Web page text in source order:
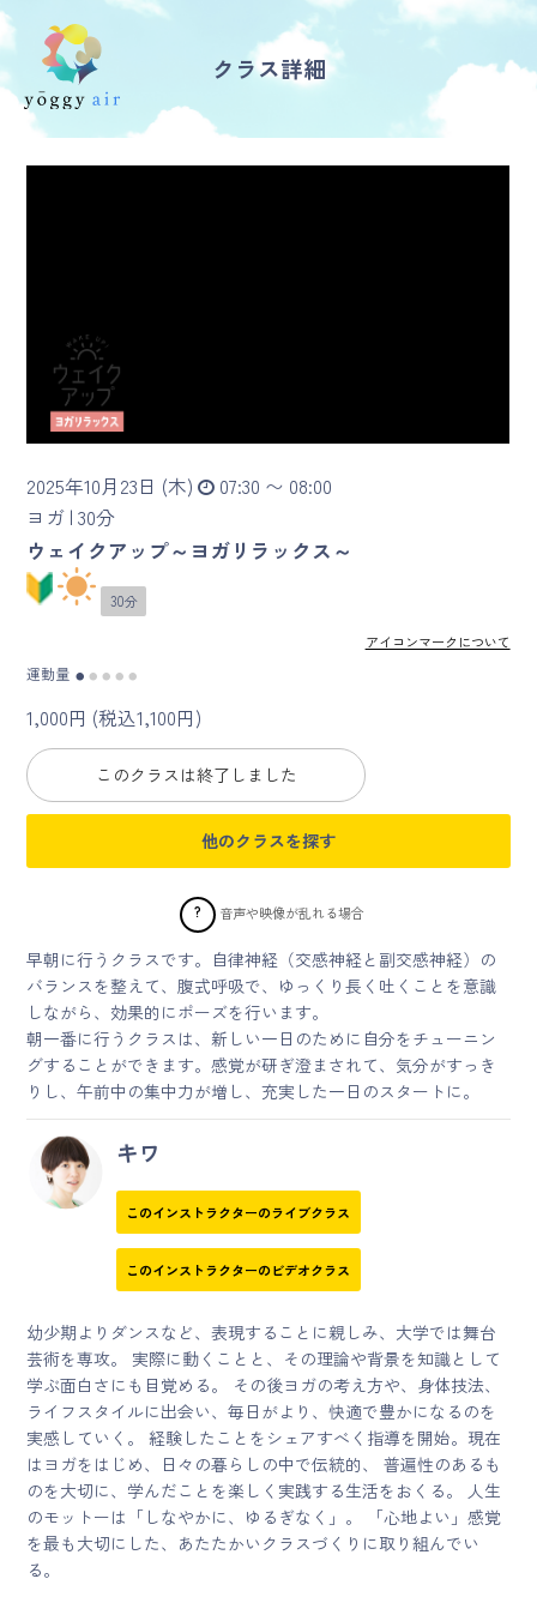
受講の流れ
yoggy store
yoggy magazine
yoggy mommy
マイページ
会員規約について
クラス参加にあたっての同意書
特定商取引にかかわる表示
プライバシーポリシー
クラス詳細
2025年10月23日 (木)
07:30 〜 08:00
ヨガ | 30分
ウェイクアップ～ヨガリラックス～
30分
アイコンマークについて
運動量 ● ● ● ● ●
1,000円 (税込1,100円)
このクラスは終了しました
他のクラスを探す
? 音声や映像が乱れる場合
早朝に行うクラスです。自律神経（交感神経と副交感神経）の
バランスを整えて、腹式呼吸で、ゆっくり長く吐くことを意識
しながら、効果的にポーズを行います。
朝一番に行うクラスは、新しい一日のために自分をチューニン
グすることができます。感覚が研ぎ澄まされて、気分がすっき
りし、午前中の集中力が増し、充実した一日のスタートに。
キワ
このインストラクターのライブクラス
このインストラクターのビデオクラス
幼少期よりダンスなど、表現することに親しみ、大学では舞台
芸術を専攻。 実際に動くことと、その理論や背景を知識として
学ぶ面白さにも目覚める。 その後ヨガの考え方や、身体技法、
ライフスタイルに出会い、毎日がより、快適で豊かになるのを
実感していく。 経験したことをシェアすべく指導を開始。現在
はヨガをはじめ、日々の暮らしの中で伝統的、 普遍性のあるも
のを大切に、学んだことを楽しく実践する生活をおくる。 人生
のモットーは「しなやかに、ゆるぎなく」。 「心地よい」感覚
を最も大切にした、あたたかいクラスづくりに取り組んでい
る。